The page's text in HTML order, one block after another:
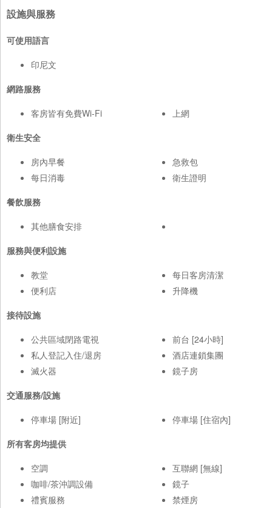
設施與服務
可使用語言
印尼文
網路服務
客房皆有免費Wi-Fi
上網
衛生安全
房內早餐
每日消毒
急救包
衛生證明
餐飲服務
其他膳食安排
服務與便利設施
教堂
便利店
每日客房清潔
升降機
接待設施
公共區域閉路電視
私人登記入住/退房
滅火器
前台 [24小時]
酒店連鎖集團
鏡子房
交通服務/設施
停車場 [附近]
停車場 [住宿內]
所有客房均提供
空調
咖啡/茶沖調設備
禮賓服務
互聯網 [無線]
鏡子
禁煙房